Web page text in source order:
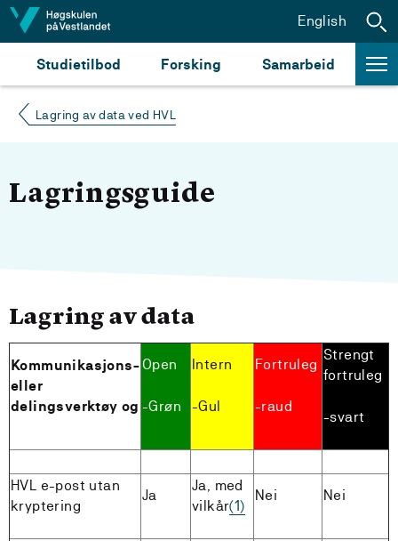
Hopp til innhald
Studietilbod Forsking Samarbeid
English
Lagring av data ved HVL
Lagringsguide
Lagring av data
Kommunikasjons-
eller
delingsverktøy og
Open
-Grøn
Intern
-Gul
Fortruleg
-raud
Strengt
fortruleg
-svart
HVL e-post utan
kryptering
Ja
Ja, med
vilkår(1)
Nei Nei